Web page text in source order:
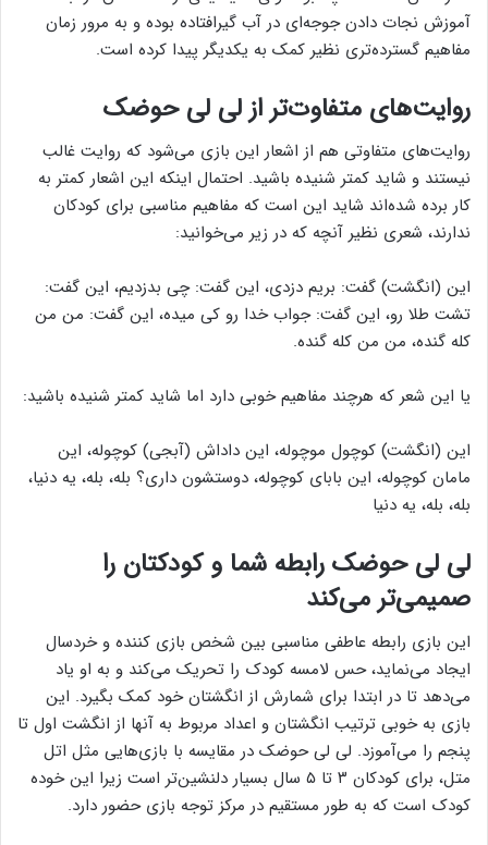
آموزش نجات دادن جوجه‌ای در آب گیرافتاده بوده و به مرور زمان
مفاهیم گسترده‌تری نظیر کمک به یکدیگر پیدا کرده است.
روایت‌های متفاوت‌تر از لی لی حوضک
روایت‌های متفاوتی هم از اشعار این بازی می‌شود که روایت غالب
نیستند و شاید کمتر شنیده باشید. احتمال اینکه این اشعار کمتر به
کار برده شده‌اند شاید این است که مفاهیم مناسبی برای کودکان
ندارند، شعری نظیر آنچه که در زیر می‌خوانید:
این (انگشت) گفت: بریم دزدی، این گفت: چی بدزدیم، این گفت:
تشت طلا رو، این گفت: جواب خدا رو کی میده، این گفت: من من
کله گنده، من من کله گنده.
یا این شعر که هرچند مفاهیم خوبی دارد اما شاید کمتر شنیده باشید:
این (انگشت) کوچول موچوله، این داداش (آبجی) کوچوله، این
مامان کوچوله، این بابای کوچوله، دوستشون داری؟ بله، بله، یه دنیا،
بله، بله، یه دنیا
لی لی حوضک رابطه شما و کودکتان را
صمیمی‌تر می‌کند
این بازی رابطه عاطفی مناسبی بین شخص بازی کننده و خردسال
ایجاد می‌نماید، حس لامسه کودک را تحریک می‌کند و به او یاد
می‌دهد تا در ابتدا برای شمارش از انگشتان خود کمک بگیرد. این
بازی به خوبی ترتیب انگشتان و اعداد مربوط به آنها از انگشت اول تا
پنجم را می‌آموزد. لی لی حوضک در مقایسه با بازی‌هایی مثل اتل
متل، برای کودکان ۳ تا ۵ سال بسیار دلنشین‌تر است زیرا این خوده
کودک است که به طور مستقیم در مرکز توجه بازی حضور دارد.